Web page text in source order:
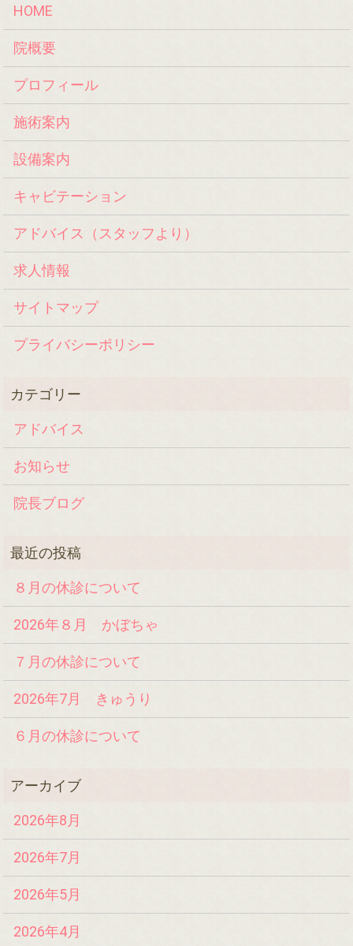
HOME
院概要
プロフィール
施術案内
設備案内
キャビテーション
アドバイス（スタッフより）
求人情報
サイトマップ
プライバシーポリシー
アドバイス
お知らせ
院長ブログ
８月の休診について
2026年８月 かぼちゃ
７月の休診について
2026年7月 きゅうり
６月の休診について
2026年8月
2026年7月
2026年5月
2026年4月